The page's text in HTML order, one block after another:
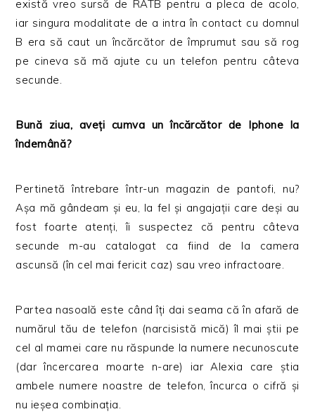
există vreo sursă de RATB pentru a pleca de acolo,
iar singura modalitate de a intra în contact cu domnul
B era să caut un încărcător de împrumut sau să rog
pe cineva să mă ajute cu un telefon pentru câteva
secunde.
Bună ziua, aveți cumva un încărcător de Iphone la
îndemână?
Pertinetă întrebare într-un magazin de pantofi, nu?
Așa mă gândeam și eu, la fel și angajații care deși au
fost foarte atenți, îi suspectez că pentru câteva
secunde m-au catalogat ca fiind de la camera
ascunsă (în cel mai fericit caz) sau vreo infractoare.
Partea nasoală este când îți dai seama că în afară de
numărul tău de telefon (narcisistă mică) îl mai știi pe
cel al mamei care nu răspunde la numere necunoscute
(dar încercarea moarte n-are) iar Alexia care știa
ambele numere noastre de telefon, încurca o cifră și
nu ieșea combinația.